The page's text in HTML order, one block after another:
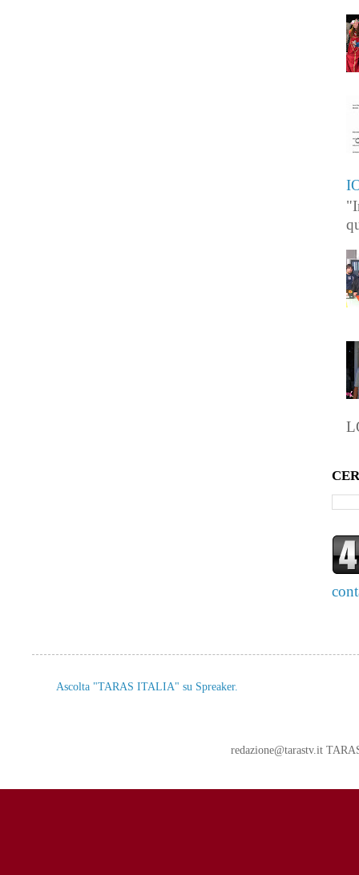
Ascolta "TARAS ITALIA" su Spreaker.
redazione@tarastv.it